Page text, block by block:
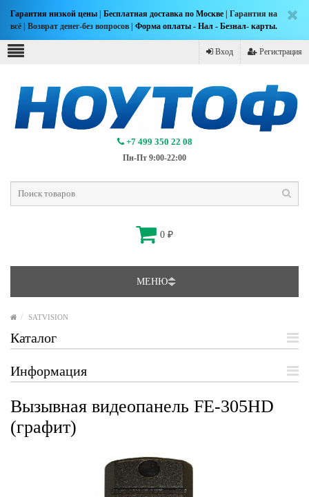
Гарантия низкой цены Бесплатная доставка по Москве | Гарантия на
всё | Возврат денег-без вопросов | Форма оплаты - Нал - Безнал- карты.
Вход Регистрация
+7 499 350 22 08
Пн-Пт 9:00-22:00
0 ₽
МЕНЮ
SATVISION
Каталог
Информация
Вызывная видеопанель FE-305HD
(графит)